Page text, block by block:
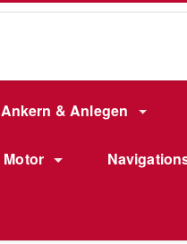
Ankern & Anlegen
Motor